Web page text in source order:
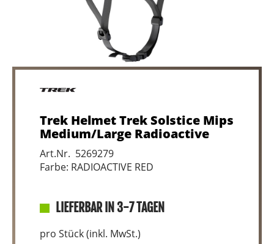
Trek Helmet Trek Solstice Mips
Medium/Large Radioactive
Art.Nr. 5269279
Farbe: RADIOACTIVE RED
LIEFERBAR IN 3-7 TAGEN
pro Stück (inkl. MwSt.)